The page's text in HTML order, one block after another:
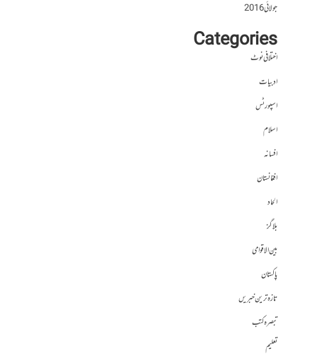
جولائی 2016
Categories
اختلافی نوٹ
ادبیات
اسپورٹس
اسلام
افسانہ
افغانستان
الحاد
بلاگز
بین الاقوامی
پاکستان
تازہ ترین خبریں
تبصرہ کتب
تعلیم